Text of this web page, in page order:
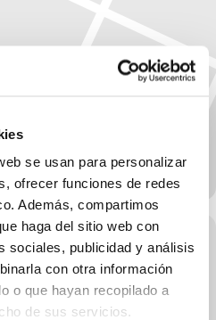
se usan para personalizar
ofrecer funciones de redes
Además, compartimos
haga del sitio web con
sociales, publicidad y análisis
con otra información
o que hayan recopilado a
de sus servicios.